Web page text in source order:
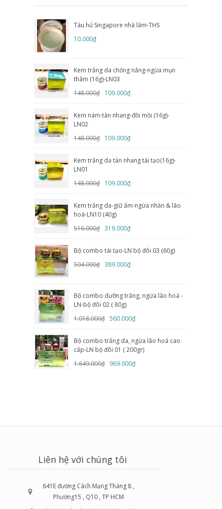
Tàu hủ Singapore nhà làm-THS
10.000₫
Kem trắng da chống nắng-ngừa mụn
thâm (16g)-LN03
148.000₫
109.000₫
Kem nám-tàn nhang-đồi mồi (16g)-
LN02
148.000₫
109.000₫
Kem trắng da tàn nhang tái tạo(16g)-
LN01
148.000₫
109.000₫
Kem trắng da-giữ ẩm-ngừa nhăn & lão
hoá-LN10 (40g)
516.000₫ 319.000₫
Bộ combo tái tạo-LN bộ đôi 03 (60g)
504.000₫ 389.000₫
Bộ combo dưỡng trắng, ngừa lão hoá -
LN-bộ đôi 02 ( 80g)
1.018.000₫ 560.000₫
Bộ combo trắng da, ngừa lão hoá cao
cấp-LN bộ đôi 01 ( 200gr)
1.649.000₫
969.000₫
Liên hệ với chúng tôi
641E đường Cách Mạng Tháng 8 ,
Phường15 , Q10 , TP HCM